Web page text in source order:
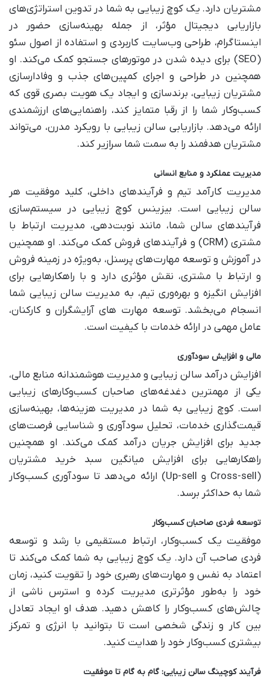
مشتریان دارد. یک کوچ زیبایی به شما در تدوین استراتژی‌های
بازاریابی دیجیتال مؤثر، از جمله بهینه‌سازی حضور در
اینستاگرام، طراحی وب‌سایت کاربردی و استفاده از اصول سئو
(SEO) برای دیده شدن در موتورهای جستجو کمک می‌کند. او
همچنین در طراحی و اجرای کمپین‌های جذب و وفادارسازی
مشتریان زیبایی، برندسازی و ایجاد یک هویت بصری قوی که
کسب‌وکار شما را از رقبا متمایز کند، راهنمایی‌های ارزشمندی
ارائه می‌دهد. بازاریابی سالن زیبایی با رویکرد مدرن، می‌تواند
مشتریان هدفمند را به سمت شما سرازیر کند.
مدیریت عملکرد و منابع انسانی
مدیریت کارآمد تیم و فرآیندهای داخلی، کلید موفقیت هر
سالن زیبایی است. بیزینس کوچ زیبایی در سیستم‌سازی
فرآیندهای سالن شما، مانند نوبت‌دهی، مدیریت ارتباط با
مشتری (CRM) و فرآیندهای فروش کمک می‌کند. او همچنین
در آموزش و توسعه مهارت‌های پرسنل، به‌ویژه در زمینه فروش
و ارتباط با مشتری، نقش مؤثری دارد و با راهکارهایی برای
افزایش انگیزه و بهره‌وری تیم، به مدیریت سالن زیبایی شما
انسجام می‌بخشد. توسعه مهارت های آرایشگران و کارکنان،
عامل مهمی در ارائه خدمات با کیفیت است.
مالی و افزایش سودآوری
افزایش درآمد سالن زیبایی و مدیریت هوشمندانه منابع مالی،
یکی از مهمترین دغدغه‌های صاحبان کسب‌وکارهای زیبایی
است. کوچ زیبایی به شما در مدیریت هزینه‌ها، بهینه‌سازی
قیمت‌گذاری خدمات، تحلیل سودآوری و شناسایی فرصت‌های
جدید برای افزایش جریان درآمد کمک می‌کند. او همچنین
راهکارهایی برای افزایش میانگین سبد خرید مشتریان
(Cross-sell و Up-sell) ارائه می‌دهد تا سودآوری کسب‌وکار
شما به حداکثر برسد.
توسعه فردی صاحبان کسب‌وکار
موفقیت یک کسب‌وکار، ارتباط مستقیمی با رشد و توسعه
فردی صاحب آن دارد. یک کوچ زیبایی به شما کمک می‌کند تا
اعتماد به نفس و مهارت‌های رهبری خود را تقویت کنید، زمان
خود را به‌طور مؤثرتری مدیریت کرده و استرس ناشی از
چالش‌های کسب‌وکار را کاهش دهید. هدف او ایجاد تعادل
بین کار و زندگی شخصی است تا بتوانید با انرژی و تمرکز
بیشتری کسب‌وکار خود را هدایت کنید.
فرآیند کوچینگ سالن زیبایی: گام به گام تا موفقیت